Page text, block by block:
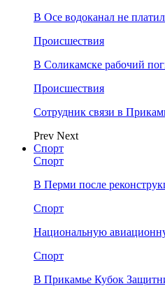
В Осе водоканал не
Происшествия
В Соликамске рабочий
Происшествия
Сотрудник связи в
Prev Next
Спорт
Спорт
В Перми после
Спорт
Национальную
Спорт
В Прикамье Кубок